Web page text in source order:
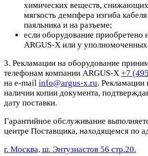
химических веществ, снижающих
мягкость демпфера изгиба
паяльника и на разъеме;
если оборудование приобретено
ARGUS-X или у уполномоченных
3. Рекламации на оборудование
телефонам компании ARGUS-X +7
на e-mail info@argus-x.ru.
наличии копии документа,
дату поставки.
Гарантийное обслуживание
центре Поставщика, находящемся по
г. Москва, ш. Энтузиастов 56 стр.20.